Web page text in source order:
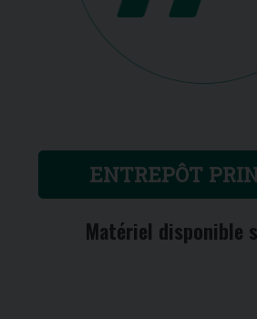
ENTREPÔT
Matériel disponible